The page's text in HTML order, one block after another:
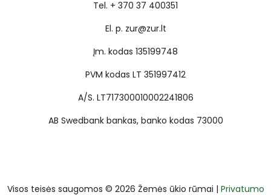
Tel. + 370 37 400351
El. p. zur@zur.lt
Įm. kodas 135199748
PVM kodas LT 351997412
A/S. LT717300010002241806
AB Swedbank bankas, banko kodas 73000
Visos teisės saugomos © 2026 Žemės ūkio rūmai | Privatumo